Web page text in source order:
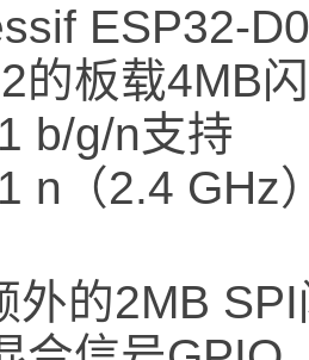
ESP32-
的板载4MB
b/g/n支持
n（2.4 GHz
外的2MB